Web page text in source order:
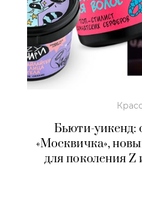
Бьюти-уикенд:
«Москвичка»,
для поколения Z